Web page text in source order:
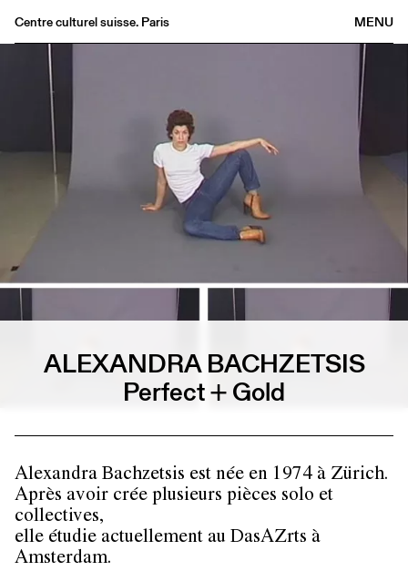
MENU
Centre culturel suisse. Paris
Agenda
Librairie
Buvette
Archives
Médiathèque
FR
ALEXANDRA BACHZETSIS
Perfect + Gold
Alexandra Bachzetsis est née en 1974 à Zürich.
Après avoir crée plusieurs pièces solo et
collectives,
elle étudie actuellement au DasAZrts à
Amsterdam.